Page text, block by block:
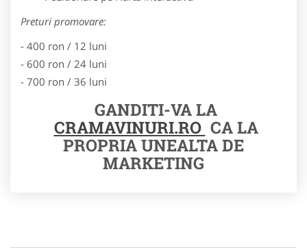
Preturi promovare:
- 400 ron / 12 luni
- 600 ron / 24 luni
- 700 ron / 36 luni
GANDITI-VA LA
CRAMAVINURI.RO CA LA
PROPRIA UNEALTA DE
MARKETING